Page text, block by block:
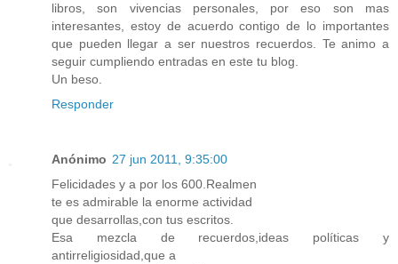
libros, son vivencias personales, por eso son mas
interesantes, estoy de acuerdo contigo de lo importantes
que pueden llegar a ser nuestros recuerdos. Te animo a
seguir cumpliendo entradas en este tu blog.
Un beso.
Responder
Anónimo 27 jun 2011, 9:35:00
Felicidades y a por los 600.Realmen
te es admirable la enorme actividad
que desarrollas,con tus escritos.
Esa mezcla de recuerdos,ideas políticas y
antirreligiosidad,que a